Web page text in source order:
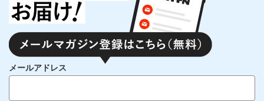
メールアドレス